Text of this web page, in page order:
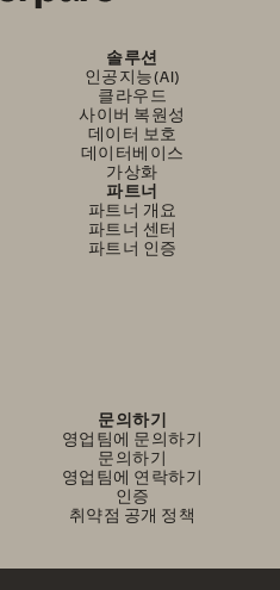
솔루션
인공지능(AI)
클라우드
사이버 복원성
데이터 보호
데이터베이스
가상화
파트너
파트너 개요
파트너 센터
파트너 인증
문의하기
영업팀에 문의하기
문의하기
영업팀에 연락하기
인증
취약점 공개 정책